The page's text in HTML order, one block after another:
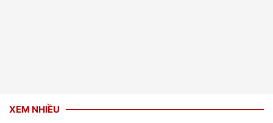
XEM NHIỀU